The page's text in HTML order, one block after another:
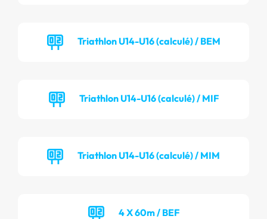
Triathlon U14-U16 (calculé) / BEM
Triathlon U14-U16 (calculé) / MIF
Triathlon U14-U16 (calculé) / MIM
4 X 60m / BEF